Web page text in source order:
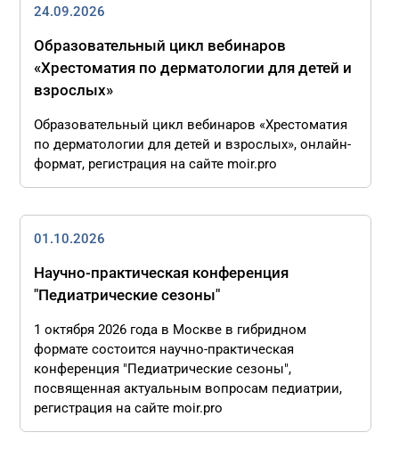
24.09.2026
Образовательный цикл вебинаров
«Хрестоматия по дерматологии для детей и
взрослых»
Образовательный цикл вебинаров «Хрестоматия
по дерматологии для детей и взрослых», онлайн-
формат, регистрация на сайте moir.pro
01.10.2026
Научно-практическая конференция
"Педиатрические сезоны"
1 октября 2026 года в Москве в гибридном
формате состоится научно-практическая
конференция "Педиатрические сезоны",
посвященная актуальным вопросам педиатрии,
регистрация на сайте moir.pro